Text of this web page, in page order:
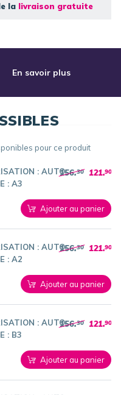
la livraison gratuite
En savoir plus
pour ce produit
: AUTO
: A3
156.30 121.90
Ajouter au panier
: AUTO
: A2
156.30 121.90
Ajouter au panier
: AUTO
: B3
156.30 121.90
Ajouter au panier